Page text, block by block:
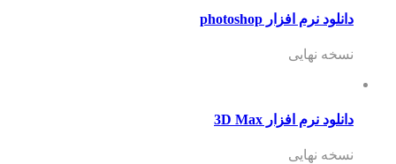
دانلود نرم افزار photoshop
نسخه نهایی
دانلود نرم افزار 3D Max
نسخه نهایی